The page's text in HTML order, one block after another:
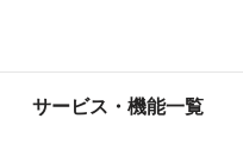
サービス・機能一覧
せ